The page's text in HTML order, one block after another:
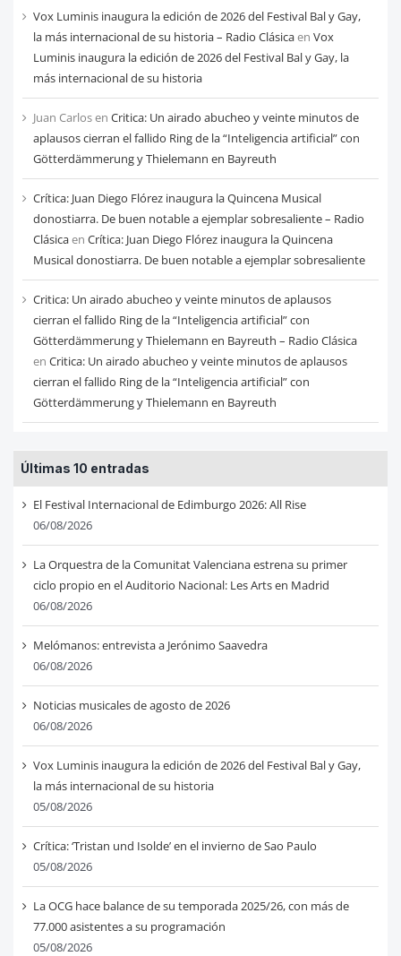
Vox Luminis inaugura la edición de 2026 del Festival Bal y Gay,
la más internacional de su historia – Radio Clásicaen Vox
Luminis inaugura la edición de 2026 del Festival Bal y Gay, la
más internacional de su historia
Juan Carlosen Critica: Un airado abucheo y veinte minutos de
aplausos cierran el fallido Ring de la “Inteligencia artificial” con
Götterdämmerung y Thielemann en Bayreuth
Crítica: Juan Diego Flórez inaugura la Quincena Musical
donostiarra. De buen notable a ejemplar sobresaliente – Radio
Clásicaen Crítica: Juan Diego Flórez inaugura la Quincena
Musical donostiarra. De buen notable a ejemplar sobresaliente
Critica: Un airado abucheo y veinte minutos de aplausos
cierran el fallido Ring de la “Inteligencia artificial” con
Götterdämmerung y Thielemann en Bayreuth – Radio Clásica
en Critica: Un airado abucheo y veinte minutos de aplausos
cierran el fallido Ring de la “Inteligencia artificial” con
Götterdämmerung y Thielemann en Bayreuth
Últimas 10 entradas
El Festival Internacional de Edimburgo 2026: All Rise
06/08/2026
La Orquestra de la Comunitat Valenciana estrena su primer
ciclo propio en el Auditorio Nacional: Les Arts en Madrid
06/08/2026
Melómanos: entrevista a Jerónimo Saavedra
06/08/2026
Noticias musicales de agosto de 2026
06/08/2026
Vox Luminis inaugura la edición de 2026 del Festival Bal y Gay,
la más internacional de su historia
05/08/2026
Crítica: ‘Tristan und Isolde’ en el invierno de Sao Paulo
05/08/2026
La OCG hace balance de su temporada 2025/26, con más de
77.000 asistentes a su programación
05/08/2026